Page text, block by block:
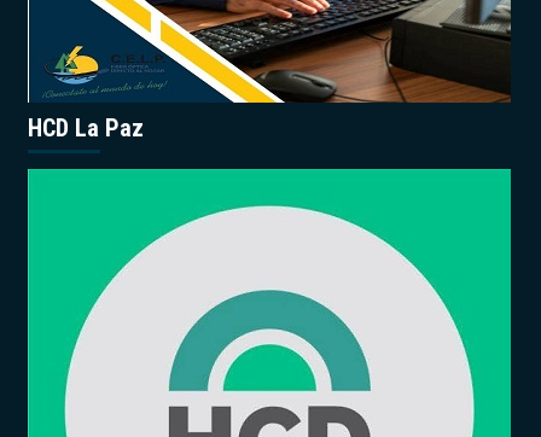
HCD La Paz